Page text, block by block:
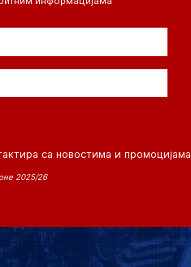
са новостима и промоцијама
2025/26